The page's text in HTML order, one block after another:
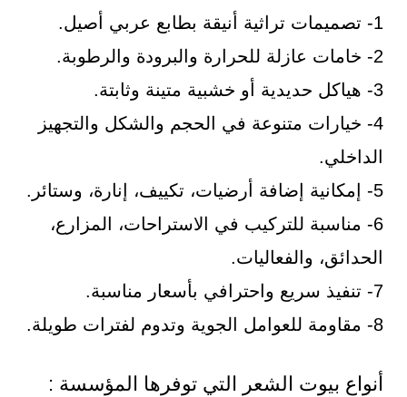
1- تصميمات تراثية أنيقة بطابع عربي أصيل.
2- خامات عازلة للحرارة والبرودة والرطوبة.
3- هياكل حديدية أو خشبية متينة وثابتة.
4- خيارات متنوعة في الحجم والشكل والتجهيز
الداخلي.
5- إمكانية إضافة أرضيات، تكييف، إنارة، وستائر.
6- مناسبة للتركيب في الاستراحات، المزارع،
الحدائق، والفعاليات.
7- تنفيذ سريع واحترافي بأسعار مناسبة.
8- مقاومة للعوامل الجوية وتدوم لفترات طويلة.
أنواع بيوت الشعر التي توفرها المؤسسة :